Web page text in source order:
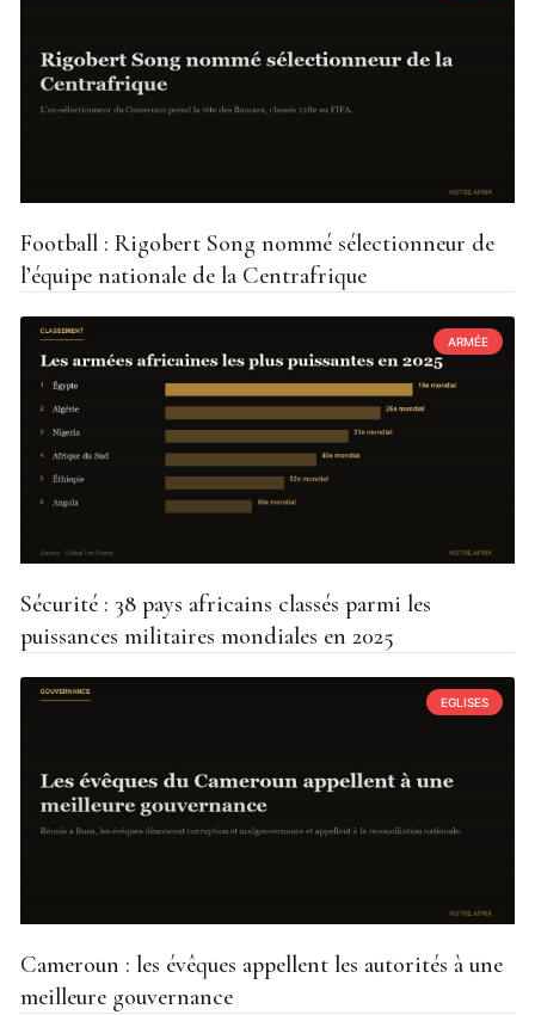
Football : Rigobert Song nommé sélectionneur de
l’équipe nationale de la Centrafrique
ARMÉE
Sécurité : 38 pays africains classés parmi les
puissances militaires mondiales en 2025
EGLISES
Cameroun : les évêques appellent les autorités à une
meilleure gouvernance